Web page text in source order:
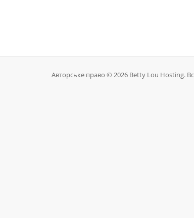
Авторське право © 2026 Betty Lou Hosting.